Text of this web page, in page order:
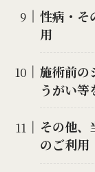
性病・そ
用
施術前の
うがい等
その他、
のご利用